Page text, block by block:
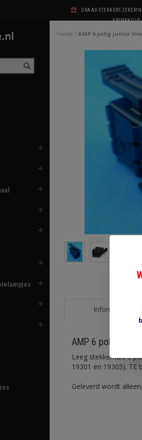
DRAAD STEKKERS
KRIMPKOUS
Home / AMP 6 polig junior
Informatie
AMP 6 polig junior
Leeg stekkerhuis 6
19301 en 19305). TE
Geleverd wordt